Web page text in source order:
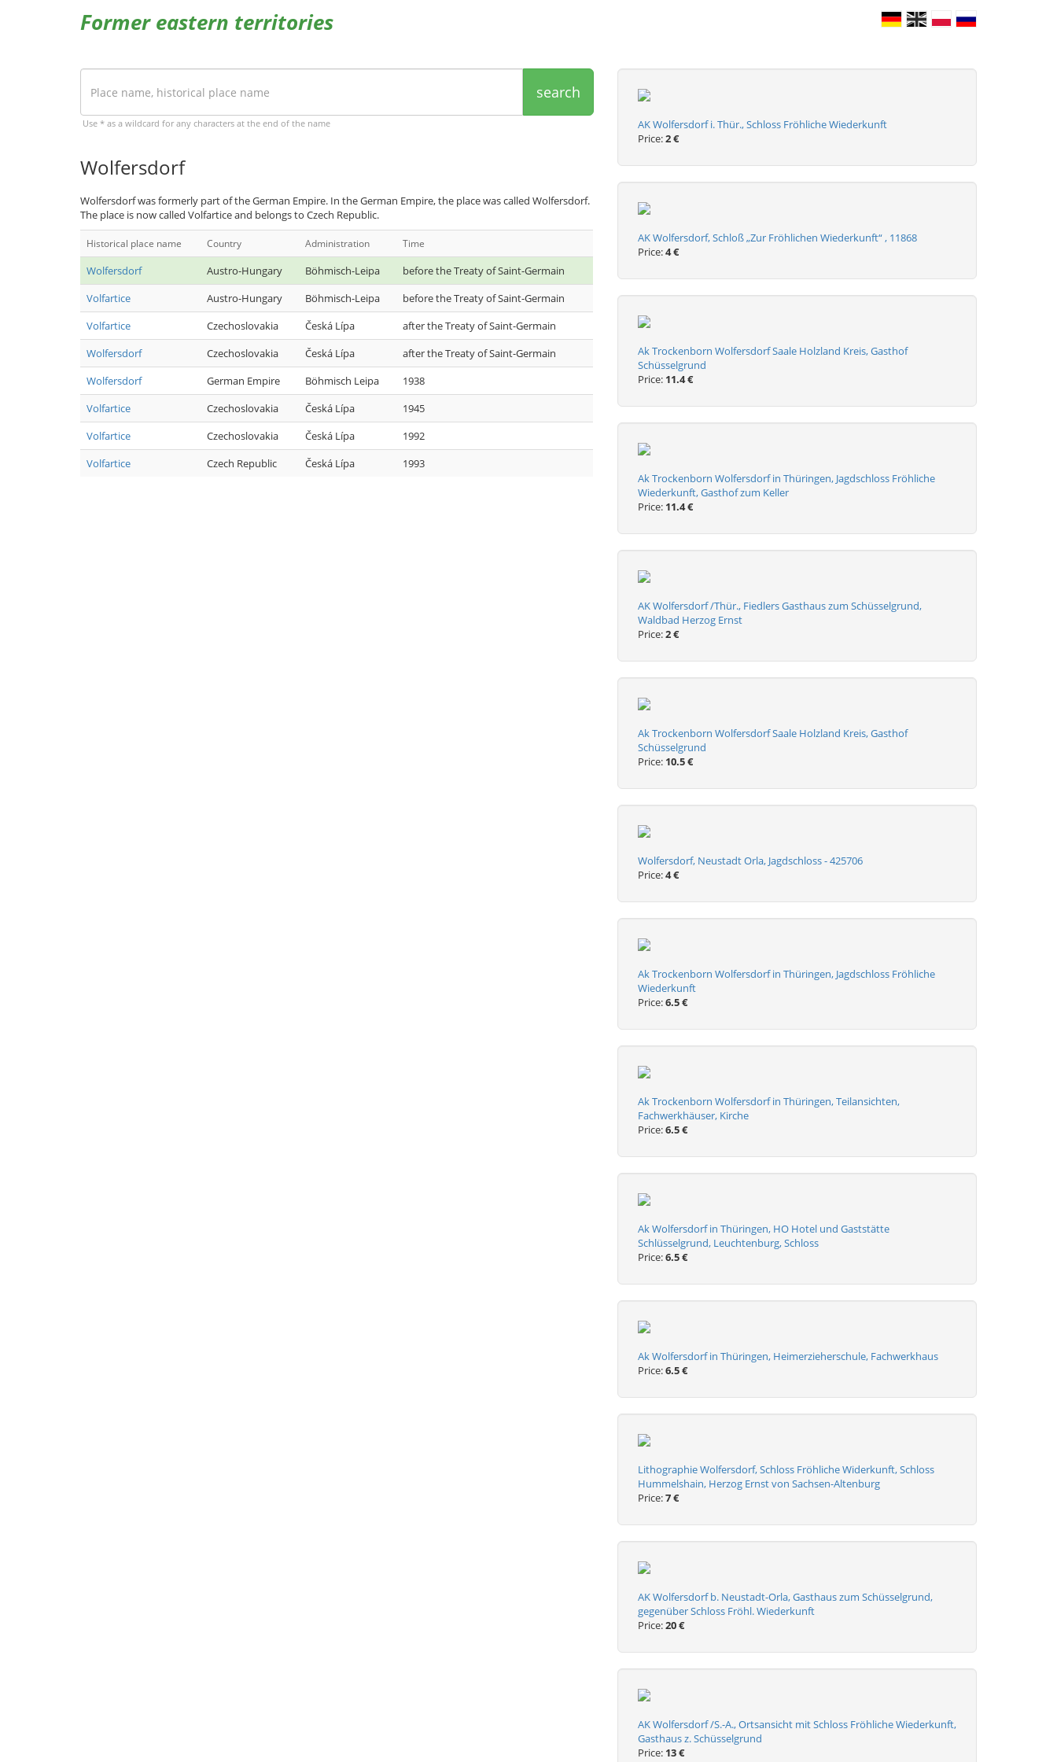
Former eastern territories
search
Use * as a wildcard for any characters at the end of the name
Wolfersdorf
Wolfersdorf was formerly part of the German Empire. In the German Empire, the place was called Wolfersdorf.
The place is now called Volfartice and belongs to Czech Republic.
Historical place name Country Administration Time
Wolfersdorf Austro-Hungary Böhmisch-Leipa
before the Treaty of Saint-Germain
Volfartice
Austro-Hungary Böhmisch-Leipa
before the Treaty of Saint-Germain
Volfartice
Czechoslovakia Česká Lípa
after the Treaty of Saint-Germain
Wolfersdorf
Czechoslovakia Česká Lípa
after the Treaty of Saint-Germain
Wolfersdorf
German Empire Böhmisch Leipa
1938
Volfartice
Czechoslovakia Česká Lípa
1945
Volfartice
Czechoslovakia Česká Lípa
1992
Volfartice
Czech Republic Česká Lípa 1993
AK Wolfersdorf i. Thür., Schloss Fröhliche Wiederkunft
Price:2 €
AK Wolfersdorf, Schloß „Zur Fröhlichen Wiederkunft“ , 11868
Price:4 €
Ak Trockenborn Wolfersdorf Saale Holzland Kreis, Gasthof
Schüsselgrund
Price: 11.4 €
Ak Trockenborn Wolfersdorf in Thüringen, Jagdschloss Fröhliche
Wiederkunft, Gasthof zum Keller
Price: 11.4 €
AK Wolfersdorf /Thür., Fiedlers Gasthaus zum Schüsselgrund,
Waldbad Herzog Ernst
Price:2 €
Ak Trockenborn Wolfersdorf Saale Holzland Kreis, Gasthof
Schüsselgrund
Price: 10.5 €
Wolfersdorf, Neustadt Orla, Jagdschloss - 425706
Price:4 €
Ak Trockenborn Wolfersdorf in Thüringen, Jagdschloss Fröhliche
Wiederkunft
Price:6.5 €
Ak Trockenborn Wolfersdorf in Thüringen, Teilansichten,
Fachwerkhäuser, Kirche
Price:6.5 €
Ak Wolfersdorf in Thüringen, HO Hotel und Gaststätte
Schlüsselgrund, Leuchtenburg, Schloss
Price:6.5 €
Ak Wolfersdorf in Thüringen, Heimerzieherschule, Fachwerkhaus
Price:6.5 €
Lithographie Wolfersdorf, Schloss Fröhliche Widerkunft, Schloss
Hummelshain, Herzog Ernst von Sachsen-Altenburg
Price:7 €
AK Wolfersdorf b. Neustadt-Orla, Gasthaus zum Schüsselgrund,
gegenüber Schloss Fröhl. Wiederkunft
Price:20 €
AK Wolfersdorf /S.-A., Ortsansicht mit Schloss Fröhliche Wiederkunft,
Gasthaus z. Schüsselgrund
Price: 13 €